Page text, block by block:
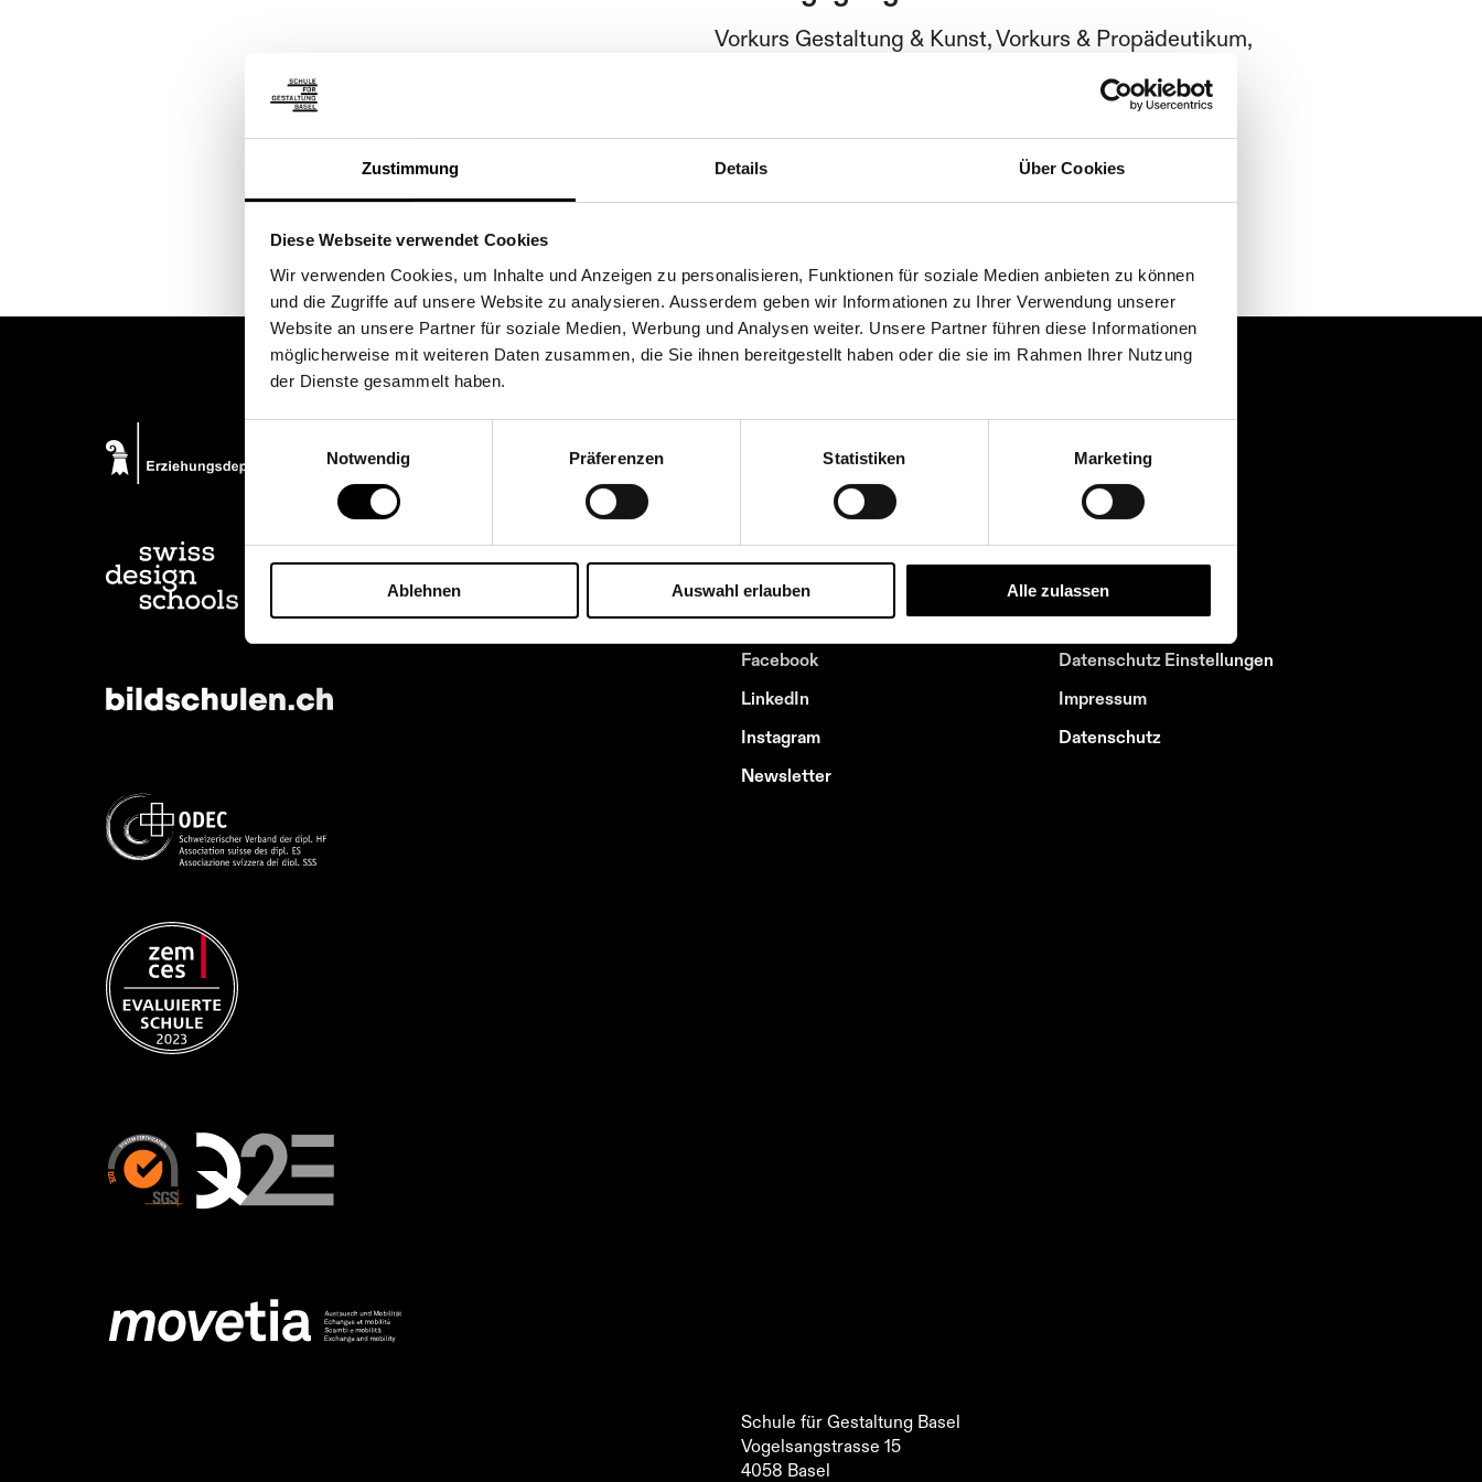
Zustimmung Details Über Cookies
Diese Webseite verwendet Cookies
Wir verwenden Cookies, um Inhalte und Anzeigen zu personalisieren, Funktionen für soziale Medien anbieten zu können
und die Zugriffe auf unsere Website zu analysieren. Ausserdem geben wir Informationen zu Ihrer Verwendung unserer
Website an unsere Partner für soziale Medien, Werbung und Analysen weiter. Unsere Partner führen diese Informationen
möglicherweise mit weiteren Daten zusammen, die Sie ihnen bereitgestellt haben oder die sie im Rahmen Ihrer Nutzung
der Dienste gesammelt haben.
Notwendig
Präferenzen Statistiken Marketing
Ablehnen Auswahl erlauben Alle zulassen
Vorkurs Gestaltung & Kunst, Vorkurs & Propädeutikum,
Kontakt
Textilsammlung
SfG Wolke
Lehrpersonenportal
Lernendenportal
Facebook
LinkedIn
Instagram
Newsletter
Datenschutz Einstellungen
Impressum
Datenschutz
Schule für Gestaltung Basel
Vogelsangstrasse 15
4058 Basel